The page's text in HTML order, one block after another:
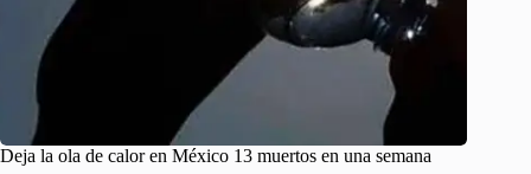
Deja la ola de calor en México 13 muertos en una semana